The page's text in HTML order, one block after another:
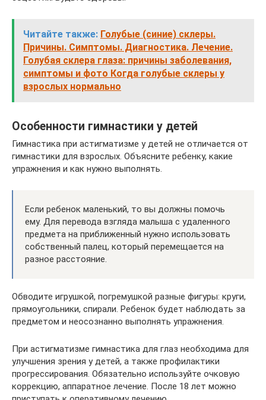
Читайте также: Голубые (синие) склеры.
Причины. Симптомы. Диагностика. Лечение.
Голубая склера глаза: причины заболевания,
симптомы и фото Когда голубые склеры у
взрослых нормально
Особенности гимнастики у детей
Гимнастика при астигматизме у детей не отличается от
гимнастики для взрослых. Объясните ребенку, какие
упражнения и как нужно выполнять.
Если ребенок маленький, то вы должны помочь
ему. Для перевода взгляда малыша с удаленного
предмета на приближенный нужно использовать
собственный палец, который перемещается на
разное расстояние.
Обводите игрушкой, погремушкой разные фигуры: круги,
прямоугольники, спирали. Ребенок будет наблюдать за
предметом и неосознанно выполнять упражнения.
При астигматизме гимнастика для глаз необходима для
улучшения зрения у детей, а также профилактики
прогрессирования. Обязательно используйте очковую
коррекцию, аппаратное лечение. После 18 лет можно